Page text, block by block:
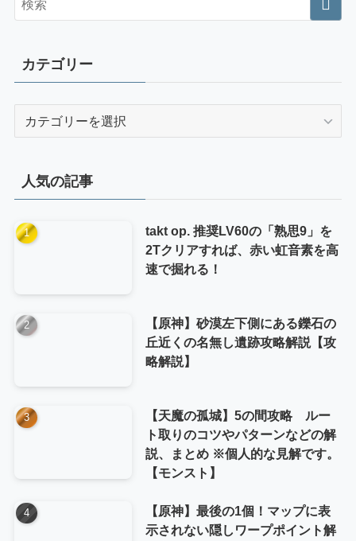
カテゴリー
ー
人気の記事
takt op. 推奨LV60の「熟思9」を
2Tクリアすれば、赤い虹音素を高
速で掘れる！
【原神】砂漠左下側にある鑠石の
丘近くの名無し遺跡攻略解説【攻
略解説】
【天魔の孤城】5の間攻略 ルー
ト取りのコツやパターンなどの解
説、まとめ ※個人的な見解です。
【モンスト】
【原神】最後の1個！マップに表
示されない隠しワープポイント解